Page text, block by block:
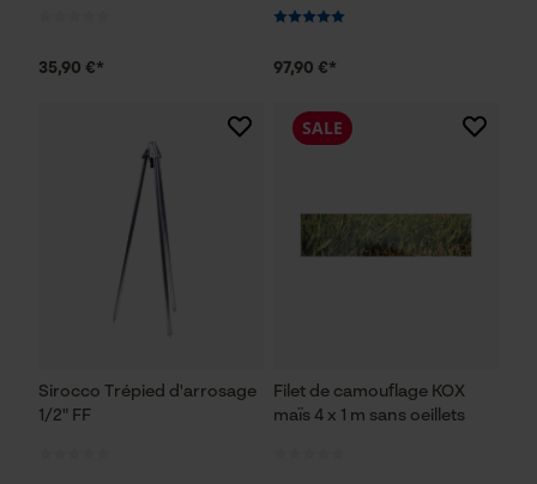
35,90 €* 97,90 €*
Sirocco Trépied d'arrosage
1/2" FF
Filet de camouflage KOX
maïs 4 x 1 m sans oeillets
SALE